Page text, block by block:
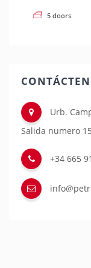
5 doors
Urb.
Salida numero 15
+34 665